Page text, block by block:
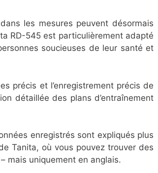
les mesures peuvent désormais
RD-545 est particulièrement adapté
soucieuses de leur santé et
précis et l’enregistrement précis de
détaillée des plans d’entraînement
enregistrés sont expliqués plus
Tanita, où vous pouvez trouver des
mais uniquement en anglais.